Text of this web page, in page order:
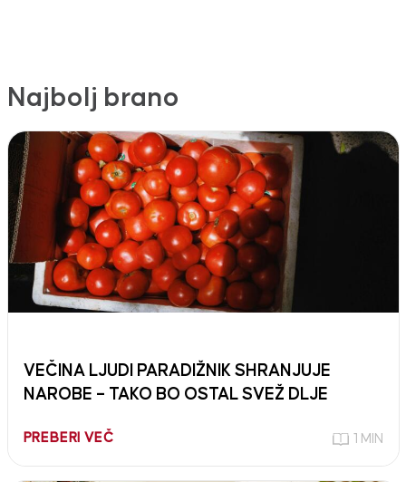
Najbolj brano
VEČINA LJUDI PARADIŽNIK SHRANJUJE
NAROBE – TAKO BO OSTAL SVEŽ DLJE
PREBERI VEČ 1 MIN